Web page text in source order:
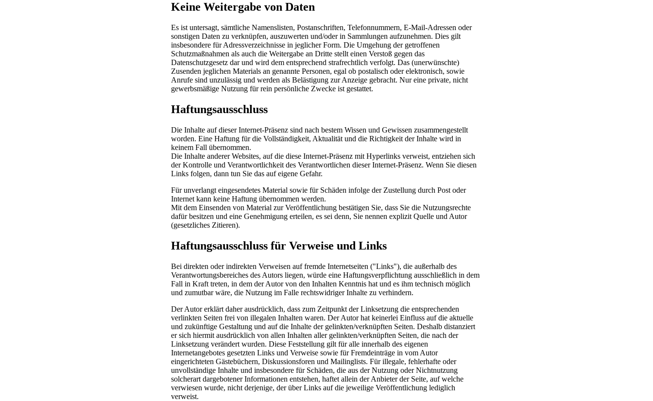
Keine Weitergabe von Daten
Es ist untersagt, sämtliche Namenslisten, Postanschriften, Telefonnummern, E-Mail-Adressen oder
sonstigen Daten zu verknüpfen, auszuwerten und/oder in Sammlungen aufzunehmen. Dies gilt
insbesondere für Adressverzeichnisse in jeglicher Form. Die Umgehung der getroffenen
Schutzmaßnahmen als auch die Weitergabe an Dritte stellt einen Verstoß gegen das
Datenschutzgesetz dar und wird dem entsprechend strafrechtlich verfolgt. Das (unerwünschte)
Zusenden jeglichen Materials an genannte Personen, egal ob postalisch oder elektronisch, sowie
Anrufe sind unzulässig und werden als Belästigung zur Anzeige gebracht. Nur eine private, nicht
gewerbsmäßige Nutzung für rein persönliche Zwecke ist gestattet.
Haftungsausschluss
Die Inhalte auf dieser Internet-Präsenz sind nach bestem Wissen und Gewissen zusammengestellt
worden. Eine Haftung für die Vollständigkeit, Aktualität und die Richtigkeit der Inhalte wird in
keinem Fall übernommen.
Die Inhalte anderer Websites, auf die diese Internet-Präsenz mit Hyperlinks verweist, entziehen sich
der Kontrolle und Verantwortlichkeit des Verantwortlichen dieser Internet-Präsenz. Wenn Sie diesen
Links folgen, dann tun Sie das auf eigene Gefahr.
Für unverlangt eingesendetes Material sowie für Schäden infolge der Zustellung durch Post oder
Internet kann keine Haftung übernommen werden.
Mit dem Einsenden von Material zur Veröffentlichung bestätigen Sie, dass Sie die Nutzungsrechte
dafür besitzen und eine Genehmigung erteilen, es sei denn, Sie nennen explizit Quelle und Autor
(gesetzliches Zitieren).
Haftungsausschluss für Verweise und Links
Bei direkten oder indirekten Verweisen auf fremde Internetseiten ("Links"), die außerhalb des
Verantwortungsbereiches des Autors liegen, würde eine Haftungsverpflichtung ausschließlich in dem
Fall in Kraft treten, in dem der Autor von den Inhalten Kenntnis hat und es ihm technisch möglich
und zumutbar wäre, die Nutzung im Falle rechtswidriger Inhalte zu verhindern.
Der Autor erklärt daher ausdrücklich, dass zum Zeitpunkt der Linksetzung die entsprechenden
verlinkten Seiten frei von illegalen Inhalten waren. Der Autor hat keinerlei Einfluss auf die aktuelle
und zukünftige Gestaltung und auf die Inhalte der gelinkten/verknüpften Seiten. Deshalb distanziert
er sich hiermit ausdrücklich von allen Inhalten aller gelinkten/verknüpften Seiten, die nach der
Linksetzung verändert wurden. Diese Feststellung gilt für alle innerhalb des eigenen
Internetangebotes gesetzten Links und Verweise sowie für Fremdeinträge in vom Autor
eingerichteten Gästebüchern, Diskussionsforen und Mailinglists. Für illegale, fehlerhafte oder
unvollständige Inhalte und insbesondere für Schäden, die aus der Nutzung oder Nichtnutzung
solcherart dargebotener Informationen entstehen, haftet allein der Anbieter der Seite, auf welche
verwiesen wurde, nicht derjenige, der überLinks auf die jeweilige Veröffentlichung lediglich
verweist.